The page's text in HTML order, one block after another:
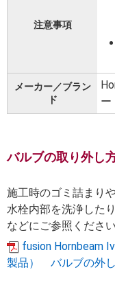
注意事項
メーカー／ブラン
ド
ー
バルブの取り外し
施工時のゴミ詰まり
水栓内部を洗浄した
などにご参照ください
fusion Hornbeam
製品） バルブの外し